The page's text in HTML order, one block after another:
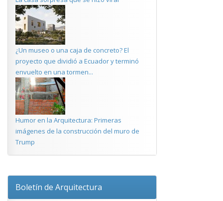
¿Un museo o una caja de concreto? El
proyecto que dividió a Ecuador y terminó
envuelto en una tormen...
Humor en la Arquitectura: Primeras
imágenes de la construcción del muro de
Trump
Boletín de Arquitectura